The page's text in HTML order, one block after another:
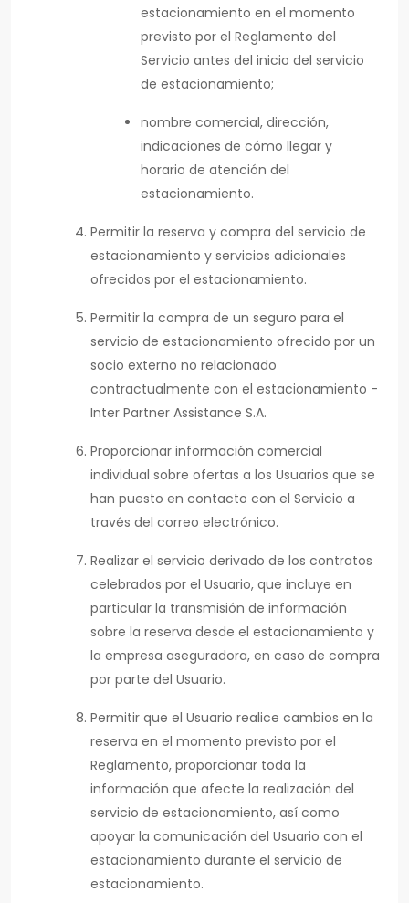
estacionamiento en el momento
previsto por el Reglamento del
Servicio antes del inicio del servicio
de estacionamiento;
nombre comercial, dirección,
indicaciones de cómo llegar y
horario de atención del
estacionamiento.
Permitir la reserva y compra del servicio de
estacionamiento y servicios adicionales
ofrecidos por el estacionamiento.
Permitir la compra de un seguro para el
servicio de estacionamiento ofrecido por un
socio externo no relacionado
contractualmente con el estacionamiento -
Inter Partner Assistance S.A.
Proporcionar información comercial
individual sobre ofertas a los Usuarios que se
han puesto en contacto con el Servicio a
través del correo electrónico.
Realizar el servicio derivado de los contratos
celebrados por el Usuario, que incluye en
particular la transmisión de información
sobre la reserva desde el estacionamiento y
la empresa aseguradora, en caso de compra
por parte del Usuario.
Permitir que el Usuario realice cambios en la
reserva en el momento previsto por el
Reglamento, proporcionar toda la
información que afecte la realización del
servicio de estacionamiento, así como
apoyar la comunicación del Usuario con el
estacionamiento durante el servicio de
estacionamiento.